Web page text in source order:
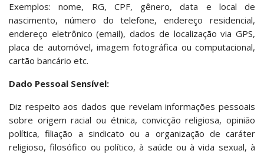
Exemplos: nome, RG, CPF, gênero, data e local de
nascimento, número do telefone, endereço residencial,
endereço eletrônico (email), dados de localização via GPS,
placa de automóvel, imagem fotográfica ou computacional,
cartão bancário etc.
Dado Pessoal Sensível:
Diz respeito aos dados que revelam informações pessoais
sobre origem racial ou étnica, convicção religiosa, opinião
política, filiação a sindicato ou a organização de caráter
religioso, filosófico ou político, à saúde ou à vida sexual, à